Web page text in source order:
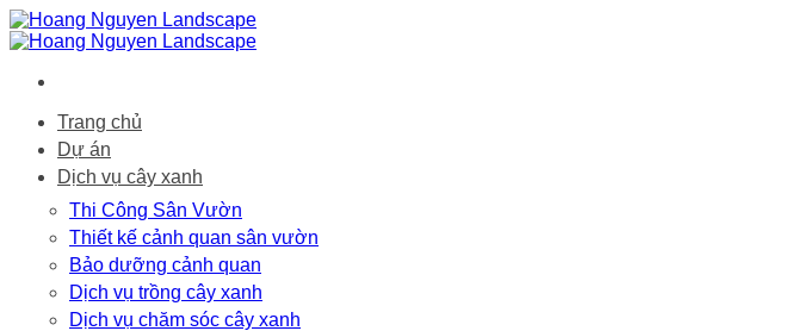
Bỏ
qua
dung
Trang chủ
Dự án
Dịch vụ cây xanh
Thi Công Sân Vườn
Thiết kế cảnh quan sân vườn
Bảo dưỡng cảnh quan
Dịch vụ trồng cây xanh
Dịch vụ chăm sóc cây xanh